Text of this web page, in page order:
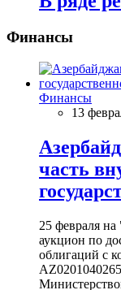
Финансы
Финансы
13
часть
25 февраля
аукцион по
облигаций с